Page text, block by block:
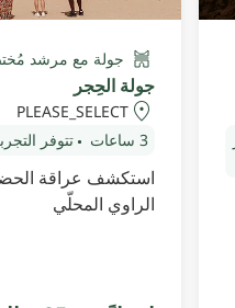
جولة مع مرشد
جولة الحِجر
PLEASE_SELECT
3 ساعات
تتوفر
استكشف عراقة
الراوي المحلّي